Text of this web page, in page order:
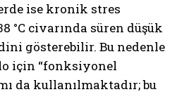
ise kronik stres
°C civarında süren düşük
gösterebilir. Bu nedenle
için “fonksiyonel
da kullanılmaktadır; bu